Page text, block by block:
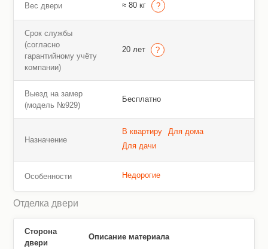
Вес двери ≈ 80 кг
Срок службы
(согласно
гарантийному учёту
компании)
20 лет
Выезд на замер
(модель №929)
Бесплатно
Назначение
В квартиру
Для дома
Для дачи
Особенности Недорогие
Отделка двери
Сторона
двери
Описание материала